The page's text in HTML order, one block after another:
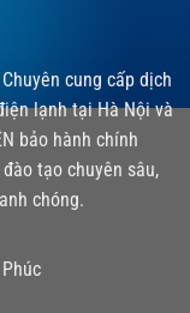
Chuyên cung cấp dịch
lạnh tại Hà Nội và
bảo hành chính
tạo chuyên sâu,
chóng.